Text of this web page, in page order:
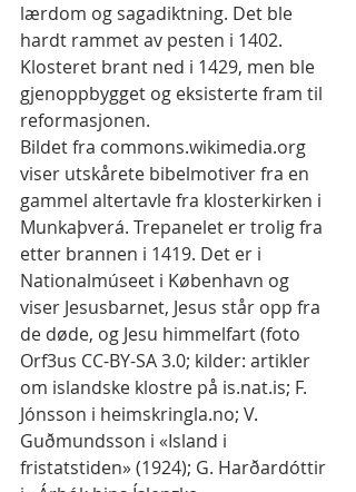
lærdom og sagadiktning. Det ble
hardt rammet av pesten i 1402.
Klosteret brant ned i 1429, men ble
gjenoppbygget og eksisterte fram til
reformasjonen.
Bildet fra commons.wikimedia.org
viser utskårete bibelmotiver fra en
gammel altertavle fra klosterkirken i
Munkaþverá. Trepanelet er trolig fra
etter brannen i 1419. Det er i
Nationalmúseet i København og
viser Jesusbarnet, Jesus står opp fra
de døde, og Jesu himmelfart (foto
Orf3us CC-BY-SA 3.0; kilder: artikler
om islandske klostre på is.nat.is; F.
Jónsson i heimskringla.no; V.
Guðmundsson i «Island i
fristatstiden» (1924); G. Harðardóttir